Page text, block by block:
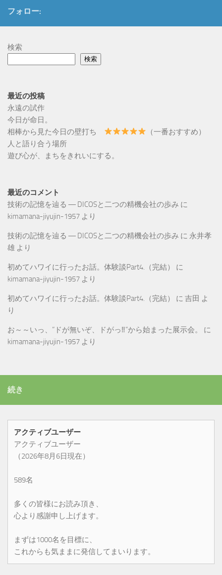
フォロー:
検索
検索
最近の投稿
永遠の試作
今日が命日。
相棒から見た今日の壁打ち
（一番おすすめ）
人と語り合う場所
遊び心が、まちをきれいにする。
最近のコメント
技術の記憶を辿る ― DICOSと二つの精機会社の歩み に
kimamana-jiyujin-1957 より
技術の記憶を辿る ― DICOSと二つの精機会社の歩み に 永井孝
雄 より
初めてハワイに行ったお話。体験談Part4.（完結）
に
kimamana-jiyujin-1957 より
初めてハワイに行ったお話。体験談Part4.（完結） に 吉田 よ
り
お～～いっ、”ドが無いぞ、ドがっ‼”から始まった展示会。
に
kimamana-jiyujin-1957 より
続き
アクティブユーザー
アクティブユーザー
（2026年8月6日現在）
589名
多くの皆様にお読み頂き、
心より感謝申し上げます。
まずは1000名を目標に、
これからも気ままに発信してまいります。